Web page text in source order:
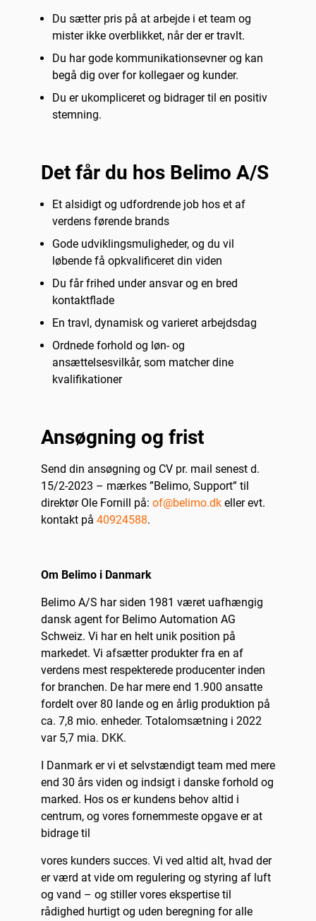
Du sætter pris på at arbejde i et team og
mister ikke overblikket, når der er travlt.
Du har gode kommunikationsevner og kan
begå dig over for kollegaer og kunder.
Du er ukompliceret og bidrager til en positiv
stemning.
Det får du hos Belimo A/S
Et alsidigt og udfordrende job hos et af
verdens førende brands
Gode udviklingsmuligheder, og du vil
løbende få opkvalificeret din viden
Du får frihed under ansvar og en bred
kontaktflade
En travl, dynamisk og varieret arbejdsdag
Ordnede forhold og løn- og
ansættelsesvilkår, som matcher dine
kvalifikationer
Ansøgning og frist
Send din ansøgning og CV pr. mail senest d.
15/2-2023 – mærkes ”Belimo, Support” til
direktør Ole Fornill på: of@belimo.dk eller evt.
kontakt på 40924588.
Om Belimo i Danmark
Belimo A/S har siden 1981 været uafhængig
dansk agent for Belimo Automation AG
Schweiz. Vi har en helt unik position på
markedet. Vi afsætter produkter fra en af
verdens mest respekterede producenter inden
for branchen. De har mere end 1.900 ansatte
fordelt over 80 lande og en årlig produktion på
ca. 7,8 mio. enheder. Totalomsætning i 2022
var 5,7 mia. DKK.
I Danmark er vi et selvstændigt team med mere
end 30 års viden og indsigt i danske forhold og
marked. Hos os er kundens behov altid i
centrum, og vores fornemmeste opgave er at
bidrage til
vores kunders succes. Vi ved altid alt, hvad der
er værd at vide om regulering og styring af luft
og vand – og stiller vores ekspertise til
rådighed hurtigt og uden beregning for alle